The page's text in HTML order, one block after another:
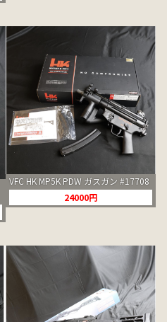
VFC HK MP5K PDW ガスガン #17708
24000円